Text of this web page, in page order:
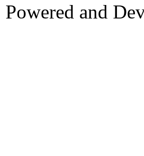
Powered and